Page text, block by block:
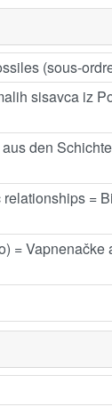
(sous-
sisavca iz
den
=
=